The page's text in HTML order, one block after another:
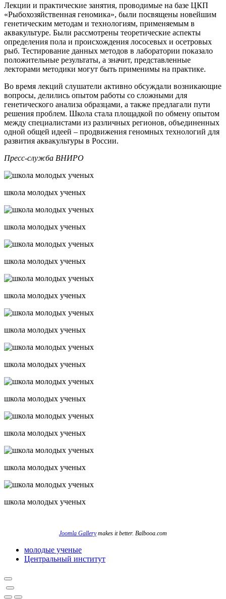
Лекции и практические занятия, проводимые на базе ЦКП
«Рыбохозяйственная геномика», были посвящены новейшим
генетическим методам и технологиям, применяемым в
аквакультуре. Были рассмотрены теоретические аспекты
определения пола и происхождения лососевых и осетровых
рыб. Тестирование данных методов в лаборатории показало
положительные результаты, а значит, представленные
лекторами методики могут быть применимы на практике.
Во время лекций слушатели активно обсуждали возникающие
вопросы, делились опытом работы со сложными для
генетического анализа образцами, а также предлагали пути
решения проблем. Школа стала площадкой по обмену опытом
между специалистами из различных регионов, объединенных
одной общей идеей – продвижения геномных технологий для
развития аквакультуры в России.
Пресс-служба ВНИРО
школа молодых ученых
школа молодых ученых
школа молодых ученых
школа молодых ученых
школа молодых ученых
школа молодых ученых
школа молодых ученых
школа молодых ученых
школа молодых ученых
школа молодых ученых
Joomla Gallerymakes it better. Balbooa.com
молодые ученые
Центральный институт